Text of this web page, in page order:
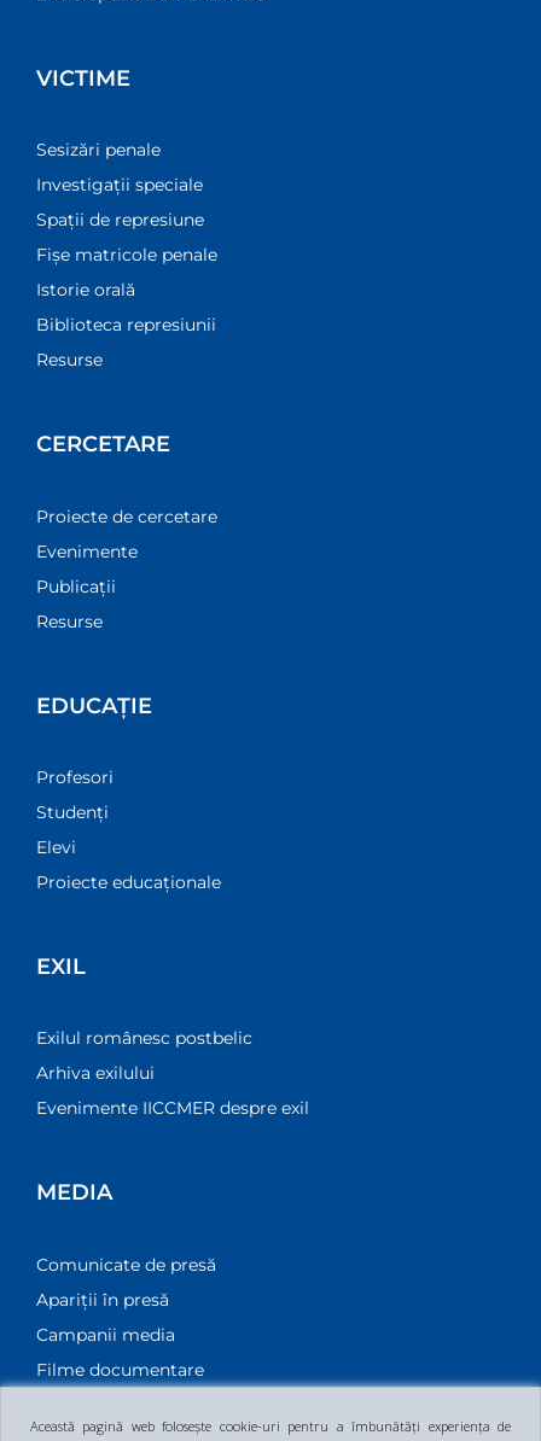
VICTIME
Sesizări penale
Investigații speciale
Spații de represiune
Fișe matricole penale
Istorie orală
Biblioteca represiunii
Resurse
CERCETARE
Proiecte de cercetare
Evenimente
Publicații
Resurse
EDUCAȚIE
Profesori
Studenți
Elevi
Proiecte educaționale
EXIL
Exilul românesc postbelic
Arhiva exilului
Evenimente IICCMER despre exil
MEDIA
Comunicate de presă
Apariții în presă
Campanii media
Filme documentare
Această pagină web folosește cookie-uri pentru a îmbunătăți experiența de